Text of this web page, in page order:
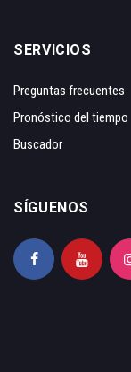
SERVICIOS
Preguntas frecuentes
Pronóstico del tiempo
Buscador
SÍGUENOS